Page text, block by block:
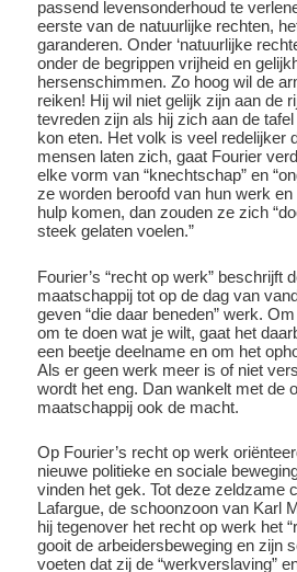
passend levensonderhoud te
eerste van de natuurlijke rechten,
garanderen. Onder ‘natuurlijke
onder de begrippen vrijheid en
hersenschimmen. Zo hoog wil de
reiken! Hij wil niet gelijk zijn aan de
tevreden zijn als hij zich aan de
kon eten. Het volk is veel redelijker
mensen laten zich, gaat Fourier
elke vorm van “knechtschap” en
ze worden beroofd van hun werk
hulp komen, dan zouden ze zich
steek gelaten voelen.”
Fourier’s “recht op werk” beschrijft
maatschappij tot op de dag van
geven “die daar beneden” werk.
om te doen wat je wilt, gaat het
een beetje deelname en om het
Als er geen werk meer is of niet
wordt het eng. Dan wankelt met de
maatschappij ook de macht.
Op Fourier’s recht op werk
nieuwe politieke en sociale
vinden het gek. Tot deze zeldzame
Lafargue, de schoonzoon van Karl
hij tegenover het recht op werk het
gooit de arbeidersbeweging en zijn
voeten dat zij de “werkverslaving”